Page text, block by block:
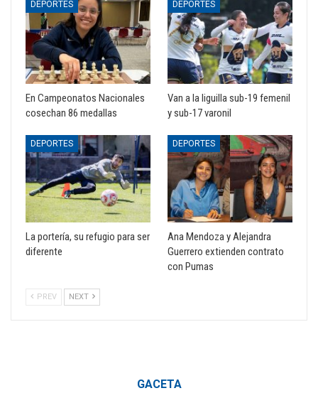
DEPORTES
En Campeonatos Nacionales
cosechan 86 medallas
DEPORTES
Van a la liguilla sub-19 femenil
y sub-17 varonil
DEPORTES
La portería, su refugio para ser
diferente
DEPORTES
Ana Mendoza y Alejandra
Guerrero extienden contrato
con Pumas
PREV NEXT
GACETA